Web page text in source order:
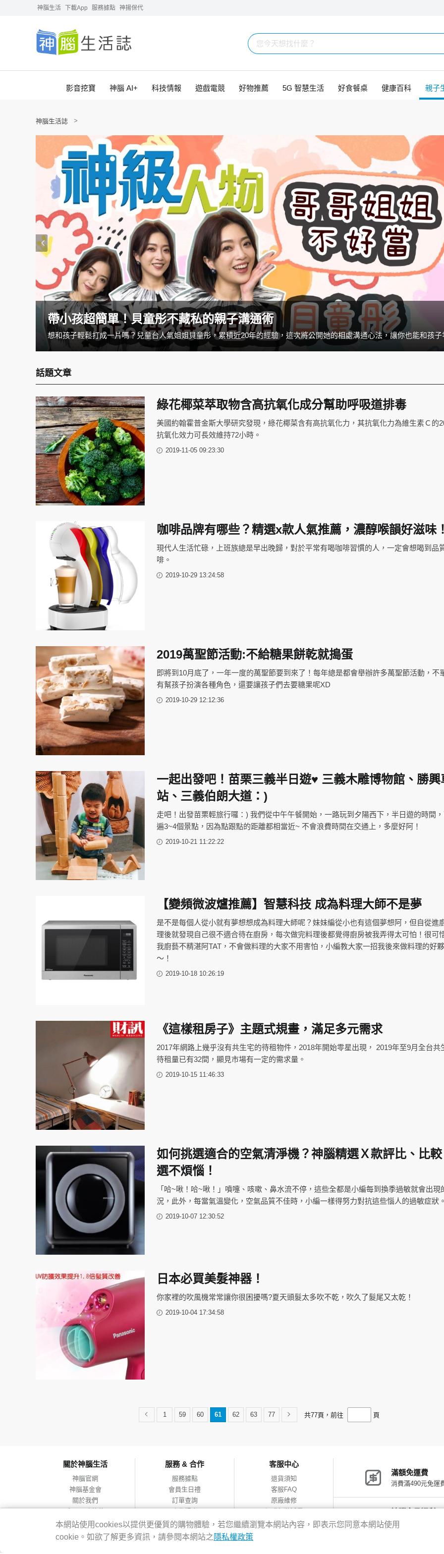
神腦生活 下載App 服務據點 神揚保代
影音挖寶 神腦 AI+ 科技情報 遊戲電競 好物推薦 5G 智慧生活 好食餐桌 健康百科 親子
神腦生活誌
帶小孩超簡單！貝童彤不藏私的親子溝通術
話題文章
綠花椰菜萃取物含高抗氧化成分幫助呼吸道排毒
美國約翰霍普金斯大學研究發現，綠花椰菜含有高抗氧化力，其抗氧化力為維生素Ｃ的
抗氧化效力可長效維持72小時。
2019-11-05 09:23:30
咖啡品牌有哪些？精選x款人氣推薦，濃醇喉韻好滋味！
現代人生活忙碌，上班族總是早出晚歸，對於平常有喝咖啡習慣的人，一定會想喝到品
啡。
2019-10-29 13:24:58
2019萬聖節活動:不給糖果餅乾就搗蛋
即將到10月底了，一年一度的萬聖節要到來了！每年總是都會舉辦許多萬聖節活動，不
有幫孩子扮演各種角色，還要讓孩子們去要糖果呢XD
2019-10-29 12:12:36
一起出發吧！苗栗三義半日遊♥ 三義木雕博物館、勝興
站、三義伯朗大道：)
走吧！出發苗栗輕旅行囉：) 我們從中午午餐開始，一路玩到夕陽西下，半日遊的時間
遍3~4個景點，因為點跟點的距離都相當近~ 不會浪費時間在交通上，多麼好阿！
2019-10-21 11:22:22
【變頻微波爐推薦】智慧科技 成為料理大師不是夢
是不是每個人從小就有夢想想成為料理大師呢？妹妹編從小也有這個夢想阿，但自從進
理後就發現自己很不適合待在廚房，每次做完料理後都覺得廚房被我弄得太可怕！很可
我廚藝不精湛阿TAT，不會做料理的大家不用害怕，小編教大家一招我後來做料理的好
～！
2019-10-18 10:26:19
《這樣租房子》主題式規畫，滿足多元需求
2017年網路上幾乎沒有共生宅的待租物件，2018年開始零星出現， 2019年至9月全台共
待租量已有32間，顯見市場有一定的需求量。
2019-10-15 11:46:33
如何挑選適合的空氣清淨機？神腦精選Ｘ款評比、比
選不煩惱！
「哈~啾！哈~啾！」噴嚏、咳嗽、鼻水流不停，這些全都是小編每到換季過敏就會出現
況，此外，每當氣溫變化，空氣品質不佳時，小編一樣得努力對抗這些惱人的過敏症狀。
2019-10-07 12:30:52
日本必買美髮神器！
你家裡的吹風機常常讓你很困擾嗎?夏天頭髮太多吹不乾，吹久了髮尾又太乾！
2019-10-04 17:34:58
1 59 60 61 62 63 77 共77頁，前往 頁
關於神腦生活
神腦官網
神腦基金會
關於我們
會員服務條款
隱私權政策
網站導覽
服務 & 合作
服務據點
會員生日禮
訂單查詢
合作提案
客服中心
退貨須知
客服FAQ
原廠維修
網購包裝減量
滿額免運費
消費滿490元免運
會員獨享優惠
本網站使用cookies以提供更優質的購物體驗，若您繼續瀏覽本網站內容，即表示您同意本網站使用
cookie。如欲了解更多資訊，請參閱本網站之 隱私權政策